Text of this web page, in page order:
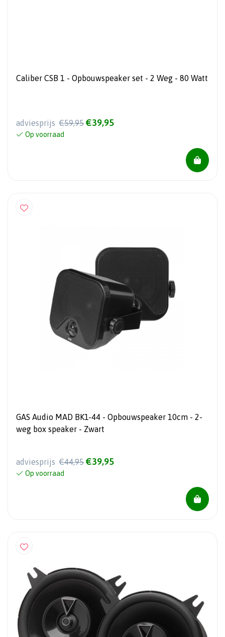
Caliber CSB 1 - Opbouwspeaker set - 2 Weg - 80 Watt
adviesprijs €59,95 €39,95
Op voorraad
GAS Audio MAD BK1-44 - Opbouwspeaker 10cm - 2-
weg box speaker - Zwart
adviesprijs €44,95 €39,95
Op voorraad